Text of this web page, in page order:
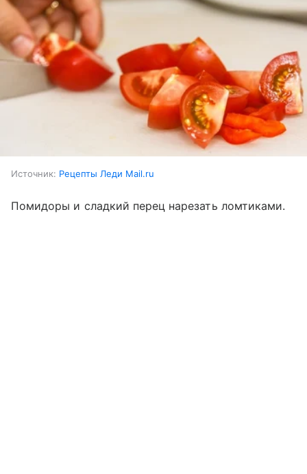
Источник: Рецепты Леди Mail.ru
Помидоры и сладкий перец нарезать ломтиками.